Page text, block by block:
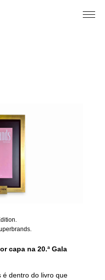
s.
capa na 20.ª Gala
é dentro do livro que